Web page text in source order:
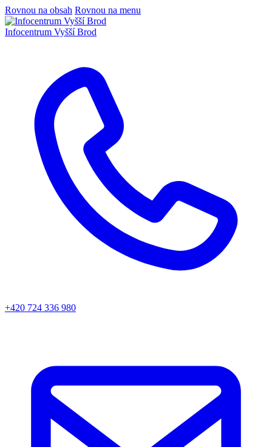
Rovnou na obsah Rovnou na menu
Infocentrum Vyšší Brod
+420 724 336 980